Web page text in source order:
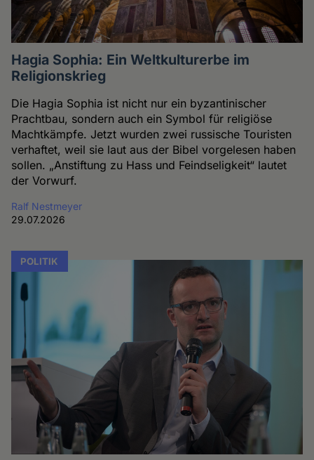
Hagia Sophia: Ein Weltkulturerbe im
Religionskrieg
Die Hagia Sophia ist nicht nur ein byzantinischer
Prachtbau, sondern auch ein Symbol für religiöse
Machtkämpfe. Jetzt wurden zwei russische Touristen
verhaftet, weil sie laut aus der Bibel vorgelesen haben
sollen. „Anstiftung zu Hass und Feindseligkeit“ lautet
der Vorwurf.
Ralf Nestmeyer
29.07.2026
POLITIK